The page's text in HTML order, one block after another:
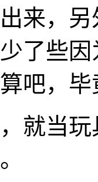
来，
了些
吧，
就当